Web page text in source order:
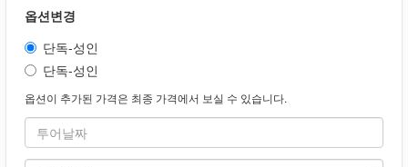
옵션변경
단독-성인
단독-성인
옵션이 추가된 가격은 최종 가격에서 보실 수 있습니다.